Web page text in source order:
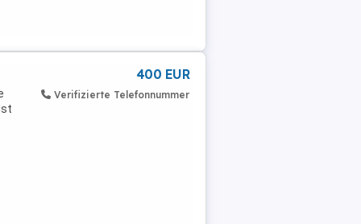
400 EUR
Verifizierte Telefonnummer